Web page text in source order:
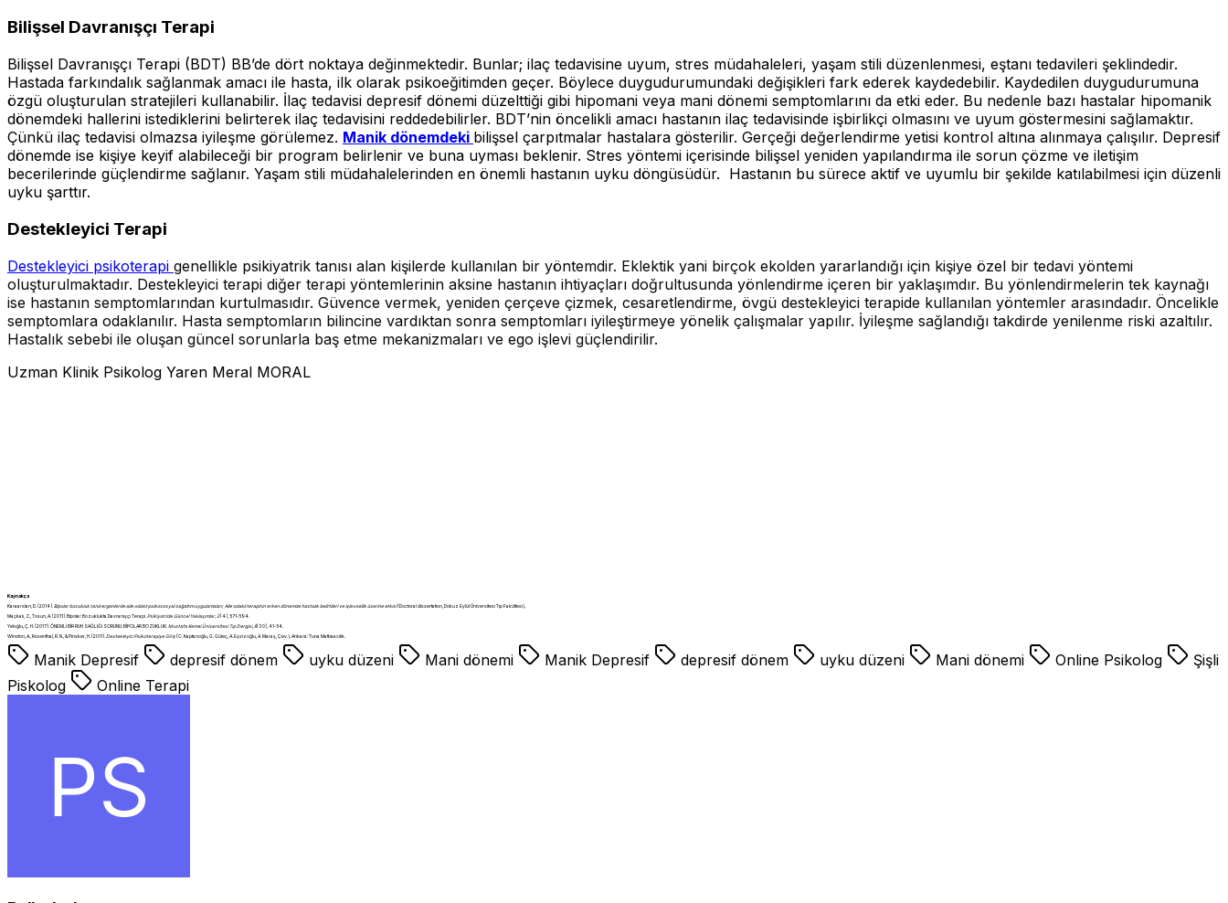
Bilişsel Davranışçı Terapi
Bilişsel Davranışçı Terapi (BDT) BB’de dört noktaya değinmektedir. Bunlar; ilaç tedavisine uyum, stres müdahaleleri, yaşam stili düzenlenmesi, eştanı tedavileri şeklindedir.
Hastada farkındalık sağlanmak amacı ile hasta, ilk olarak psikoeğitimden geçer. Böylece duygudurumundaki değişikleri fark ederek kaydedebilir. Kaydedilen duygudurumuna
özgü oluşturulan stratejileri kullanabilir. İlaç tedavisi depresif dönemi düzelttiği gibi hipomani veya mani dönemi semptomlarını da etki eder. Bu nedenle bazı hastalar hipomanik
dönemdeki hallerini istediklerini belirterek ilaç tedavisini reddedebilirler. BDT’nin öncelikli amacı hastanın ilaç tedavisinde işbirlikçi olmasını ve uyum göstermesini sağlamaktır.
Çünkü ilaç tedavisi olmazsa iyileşme görülemez. Manik dönemdeki bilişsel çarpıtmalar hastalara gösterilir. Gerçeği değerlendirme yetisi kontrol altına alınmaya çalışılır. Depresif
dönemde ise kişiye keyif alabileceği bir program belirlenir ve buna uyması beklenir. Stres yöntemi içerisinde bilişsel yeniden yapılandırma ile sorun çözme ve iletişim
becerilerinde güçlendirme sağlanır. Yaşam stili müdahalelerinden en önemli hastanın uyku döngüsüdür. Hastanın bu sürece aktif ve uyumlu bir şekilde katılabilmesi için düzenli
uyku şarttır.
Destekleyici Terapi
Destekleyici psikoterapi genellikle psikiyatrik tanısı alan kişilerde kullanılan bir yöntemdir. Eklektik yani birçok ekolden yararlandığı için kişiye özel bir tedavi yöntemi
oluşturulmaktadır. Destekleyici terapi diğer terapi yöntemlerinin aksine hastanın ihtiyaçları doğrultusunda yönlendirme içeren bir yaklaşımdır. Bu yönlendirmelerin tek kaynağı
ise hastanın semptomlarından kurtulmasıdır. Güvence vermek, yeniden çerçeve çizmek, cesaretlendirme, övgü destekleyici terapide kullanılan yöntemler arasındadır. Öncelikle
semptomlara odaklanılır. Hasta semptomların bilincine vardıktan sonra semptomları iyileştirmeye yönelik çalışmalar yapılır. İyileşme sağlandığı takdirde yenilenme riski azaltılır.
Hastalık sebebi ile oluşan güncel sorunlarla baş etme mekanizmaları ve ego işlevi güçlendirilir.
Uzman Klinik Psikolog Yaren Meral MORAL
Kaynakça
Karaarslan, D. (2014). Bipolar bozukluk tanılı ergenlerde aile odaklı psikososyal sağaltım uygulamaları; Aile odaklı terapinin erken dönemde hastalık belirtileri ve işlevsellik üzerine etkisi(Doctoral dissertation, Dokuz Eylül Üniversitesi Tıp Fakültesi).
Maçkalı, Z., Tosun, A. (2011). Bipolar Bozuklukta Davranışçı Terapi. Psikiyatride Güncel Yaklaşımlar, 3(4), 571-594.
Yeloğlu, Ç. H. (2017). ÖNEMLİ BİR RUH SAĞLIĞI SORUNU: BİPOLAR BOZUKLUK. Mustafa Kemal Üniversitesi Tıp Dergisi,8(30), 41-54.
Winston, A., Rosenthal, R. N., & Pinsker, H. (2011). Destekleyici Psikoterapiye Giriş(C. Kaptanoğlu, G. Güleç, A. Eşsizoğlu, A. Maraş, Çev.). Ankara: Tuna Matbaacılık.
Manik Depresif depresif dönem uyku düzeni Mani dönemi Manik Depresif depresif dönem uyku düzeni Mani dönemi Online Psikolog
Şişli
Piskolog
Online Terapi